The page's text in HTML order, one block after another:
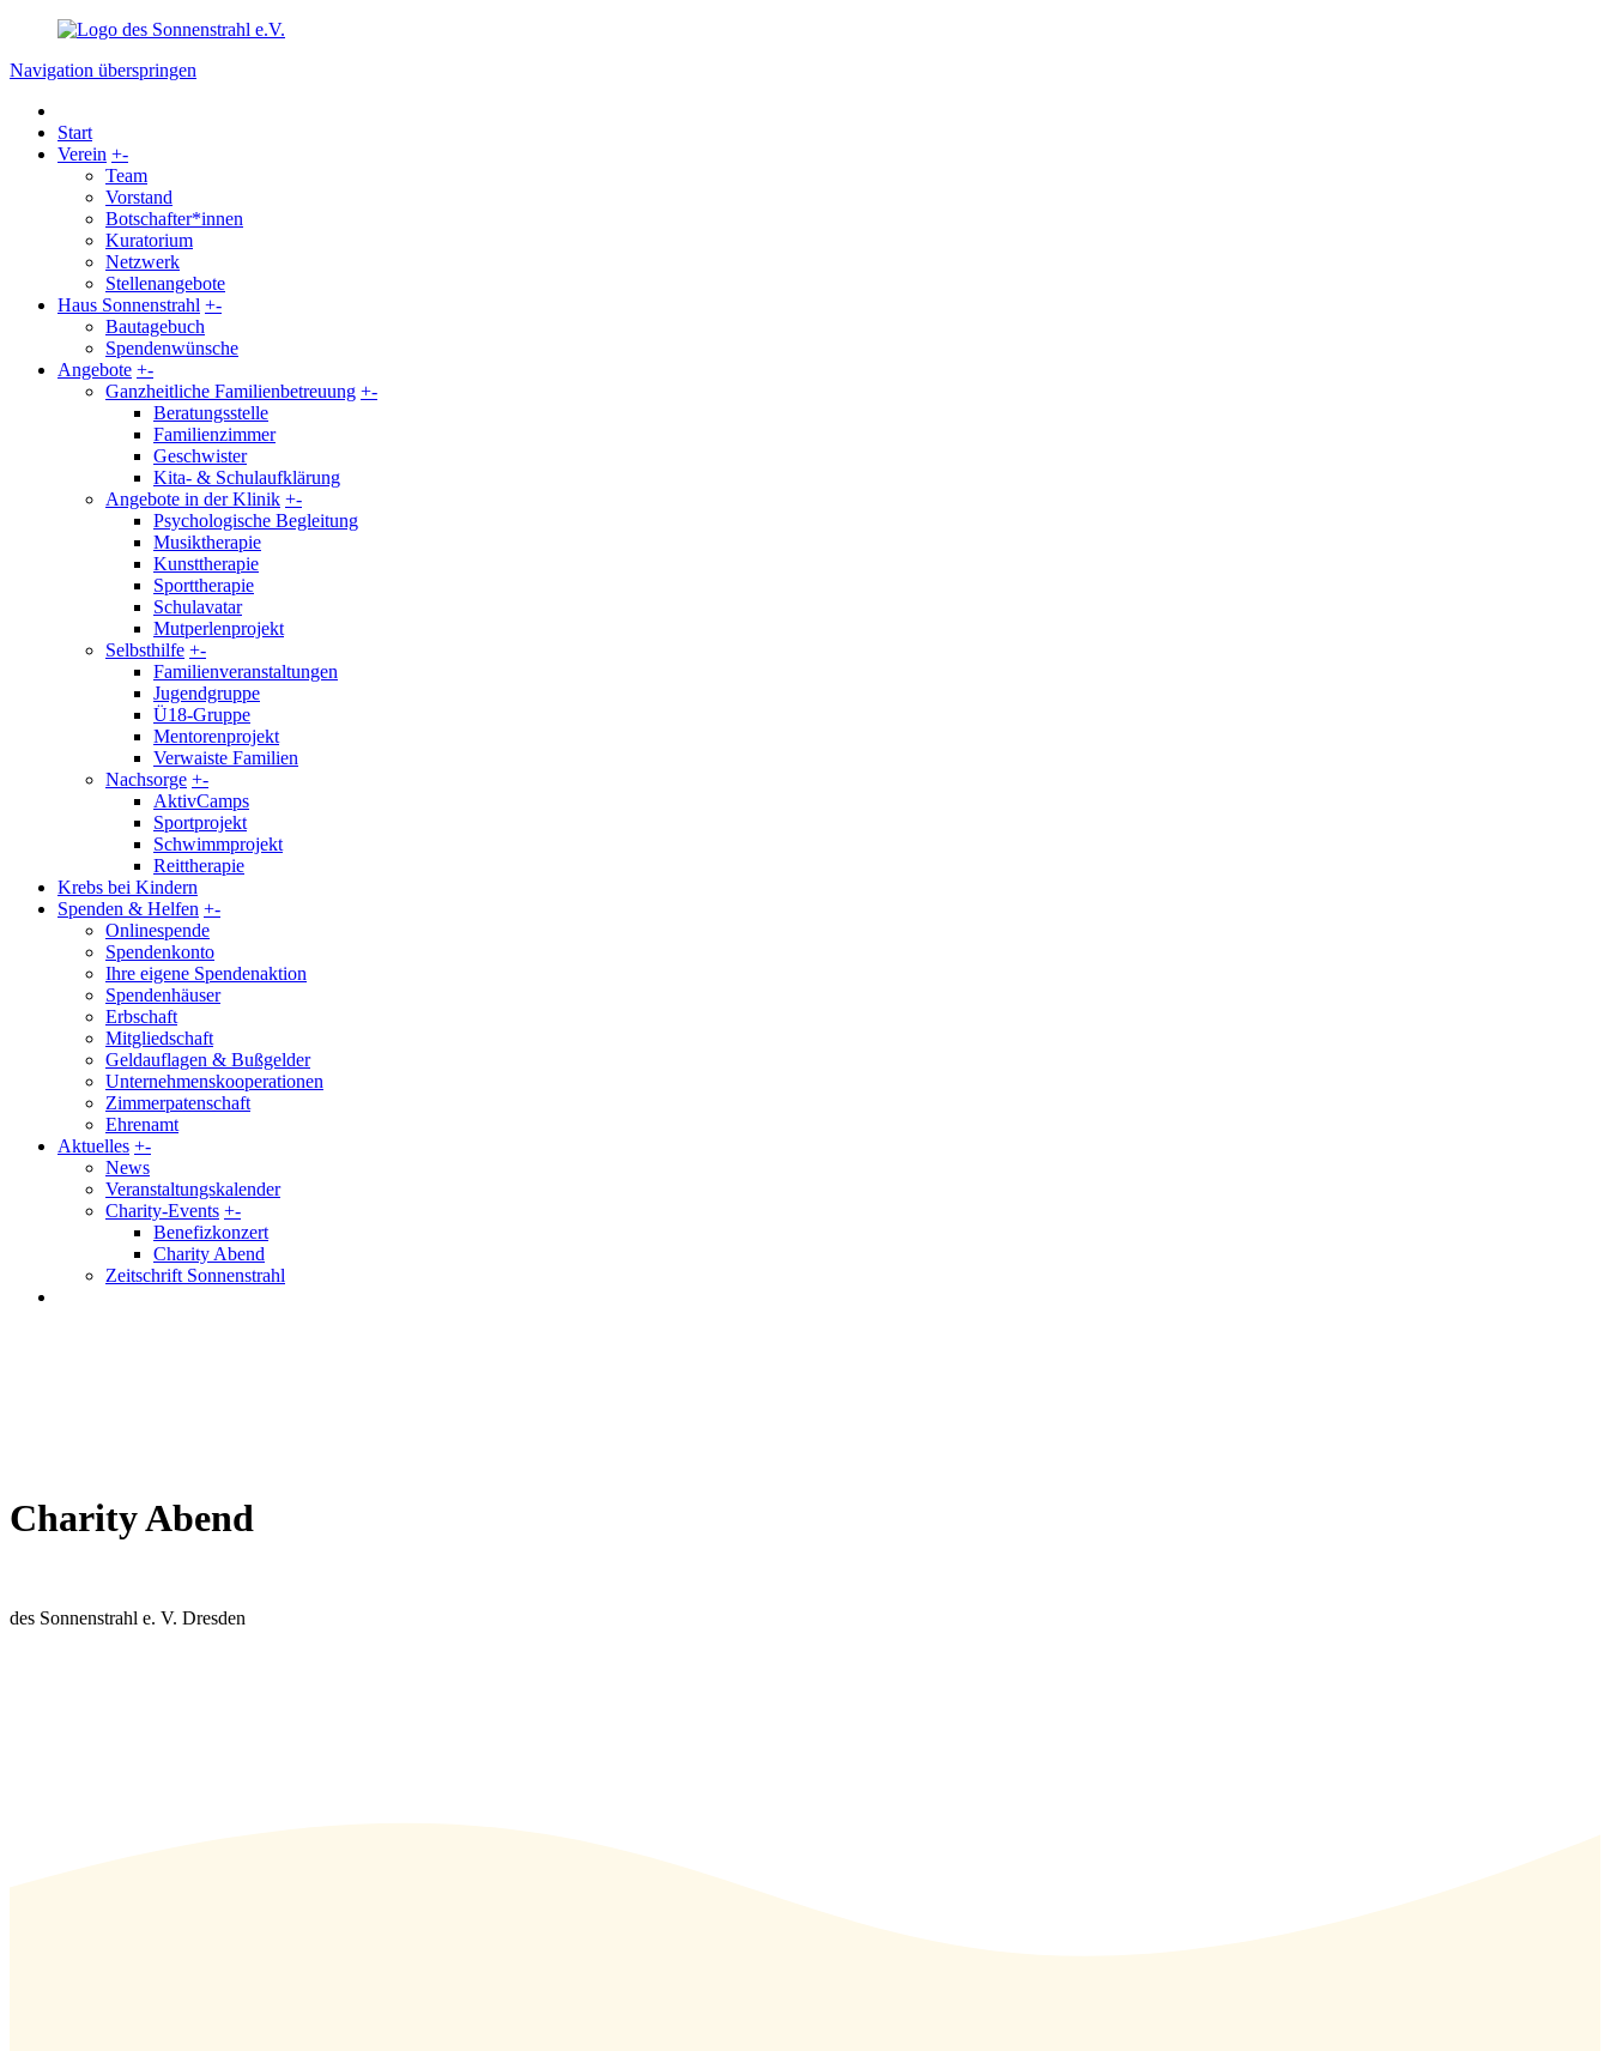
Navigation überspringen
Start
Verein +-
Team
Vorstand
Botschafter*innen
Kuratorium
Netzwerk
Stellenangebote
Haus Sonnenstrahl +-
Bautagebuch
Spendenwünsche
Angebote +-
Ganzheitliche Familienbetreuung +-
Beratungsstelle
Familienzimmer
Geschwister
Kita- & Schulaufklärung
Angebote in der Klinik +-
Psychologische Begleitung
Musiktherapie
Kunsttherapie
Sporttherapie
Schulavatar
Mutperlenprojekt
Selbsthilfe +-
Familienveranstaltungen
Jugendgruppe
Ü18-Gruppe
Mentorenprojekt
Verwaiste Familien
Nachsorge +-
AktivCamps
Sportprojekt
Schwimmprojekt
Reittherapie
Krebs bei Kindern
Spenden & Helfen +-
Onlinespende
Spendenkonto
Ihre eigene Spendenaktion
Spendenhäuser
Erbschaft
Mitgliedschaft
Geldauflagen & Bußgelder
Unternehmenskooperationen
Zimmerpatenschaft
Ehrenamt
Aktuelles +-
News
Veranstaltungskalender
Charity-Events +-
Benefizkonzert
Charity Abend
Zeitschrift Sonnenstrahl
Charity Abend
des Sonnenstrahl e. V. Dresden